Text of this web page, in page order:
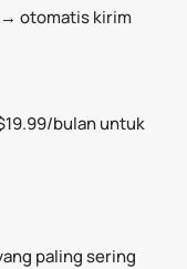
otomatis kirim
bulan untuk
paling sering